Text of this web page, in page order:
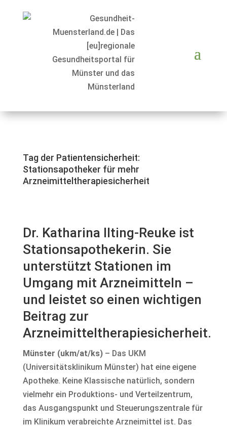
Tag der Patientensicherheit:
Stationsapotheker für mehr
Arzneimitteltherapiesicherheit
Dr. Katharina Ilting-Reuke ist
Stationsapothekerin. Sie
unterstützt Stationen im
Umgang mit Arzneimitteln –
und leistet so einen wichtigen
Beitrag zur
Arzneimitteltherapiesicherheit.
Münster (ukm/at/ks)– Das UKM
(Universitätsklinikum Münster) hat eine eigene
Apotheke. Keine Klassische natürlich, sondern
vielmehr ein Produktions- und Verteilzentrum,
das Ausgangspunkt und Steuerungszentrale für
im Klinikum verabreichte Arzneimittel ist. Das